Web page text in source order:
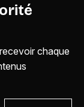
chaque